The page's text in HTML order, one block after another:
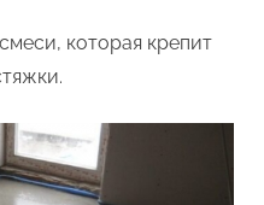
которая крепит